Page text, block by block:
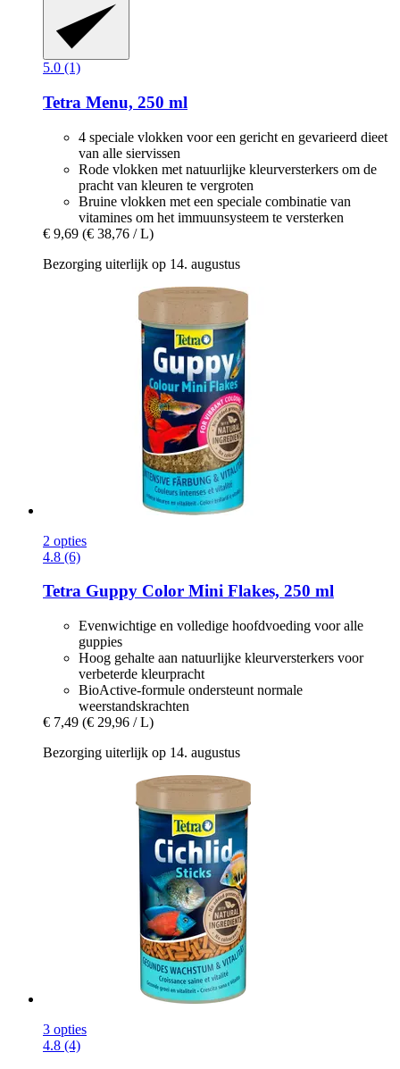
5.0 (1)
Tetra Menu, 250 ml
4 speciale vlokken voor een gericht en gevarieerd dieet
van alle siervissen
Rode vlokken met natuurlijke kleurversterkers om de
pracht van kleuren te vergroten
Bruine vlokken met een speciale combinatie van
vitamines om het immuunsysteem te versterken
€ 9,69 (€ 38,76 / L)
Bezorging uiterlijk op 14. augustus
2 opties
4.8 (6)
Tetra Guppy Color Mini Flakes, 250 ml
Evenwichtige en volledige hoofdvoeding voor alle
guppies
Hoog gehalte aan natuurlijke kleurversterkers voor
verbeterde kleurpracht
BioActive-formule ondersteunt normale
weerstandskrachten
€ 7,49 (€ 29,96 / L)
Bezorging uiterlijk op 14. augustus
3 opties
4.8 (4)